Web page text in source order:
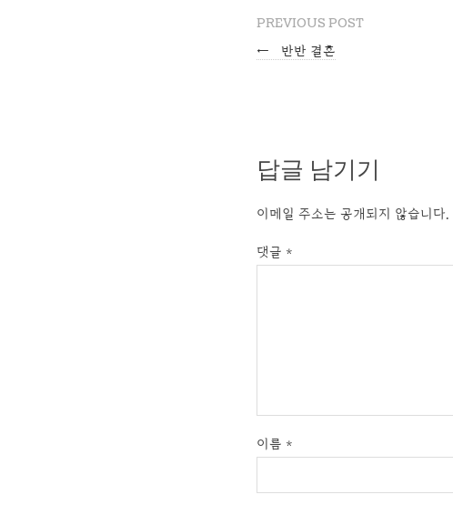
PREVIOUS POST
← 반반 결혼
답글 남기기
이메일 주소는 공개되지 않습니다.
댓글 *
이름 *